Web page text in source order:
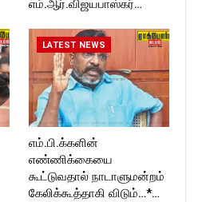
எம்.ஆர்.விஜயபாஸ்கர்…
LATEST NEWS
எம்.பி.க்களின்
எண்ணிக்கையை
கூட்டுவதால் நாடாளுமன்றம்
கேலிக்கூத்தாகி விடும்…*…